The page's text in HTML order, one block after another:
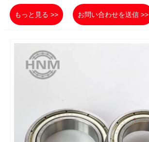
もっと見る >> お問い合わせを送信 >>